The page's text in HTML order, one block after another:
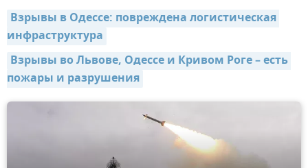
Взрывы в Одессе: повреждена логистическая
инфраструктура
Взрывы во Львове, Одессе и Кривом Роге – есть
пожары и разрушения